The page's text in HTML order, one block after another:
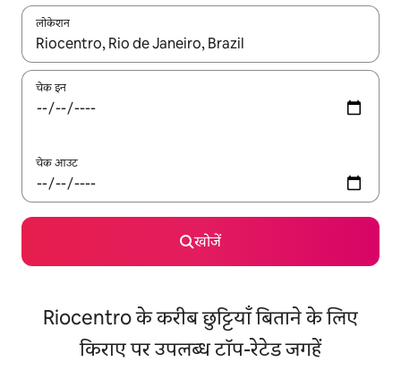
लोकेशन
नतीजों के उपलब्ध होने पर, अप और डाउन 'ऐरो की' का इस्तेमाल करके नेविगेट
चेक इन
चेक आउट
खोजें
Riocentro के करीब छुट्टियाँ बिताने के लिए
किराए पर उपलब्ध टॉप-रेटेड जगहें